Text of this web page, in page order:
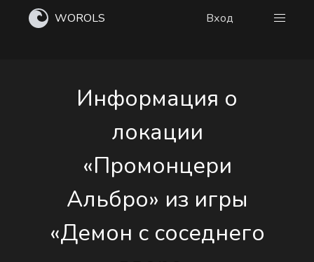
WOROLS Вход
Информация о
локации
«Промонцери
Альбро» из игры
«Демон с соседнего